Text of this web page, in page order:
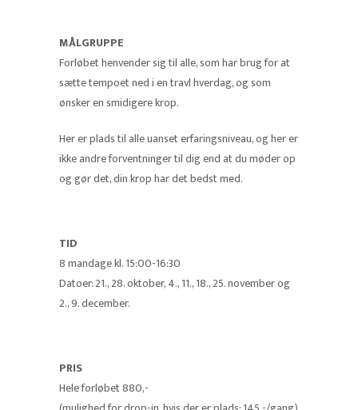
MÅLGRUPPE
Forløbet henvender sig til alle, som har brug for at
sætte tempoet ned i en travl hverdag, og som
ønsker en smidigere krop.
Her er plads til alle uanset erfaringsniveau, og her er
ikke andre forventninger til dig end at du møder op
og gør det, din krop har det bedst med.
TID
8 mandage kl. 15:00-16:30
Datoer: 21., 28. oktober, 4., 11., 18., 25. november og
2., 9. december.
PRIS
Hele forløbet 880,-